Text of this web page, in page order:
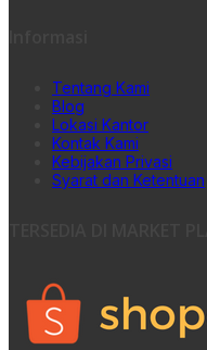
Tentang Kami
Blog
Lokasi Kantor
Kontak Kami
Kebijakan Privasi
Syarat dan Ketentuan